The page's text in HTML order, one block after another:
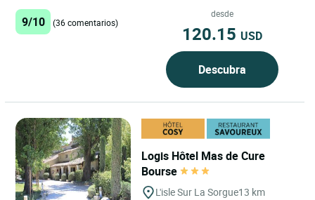
una casa provenzal...
9/10 (36 comentarios)
desde
120.15 USD
Descubra
Logis Hôtel Mas de Cure
Bourse
L'isle Sur La Sorgue13 km